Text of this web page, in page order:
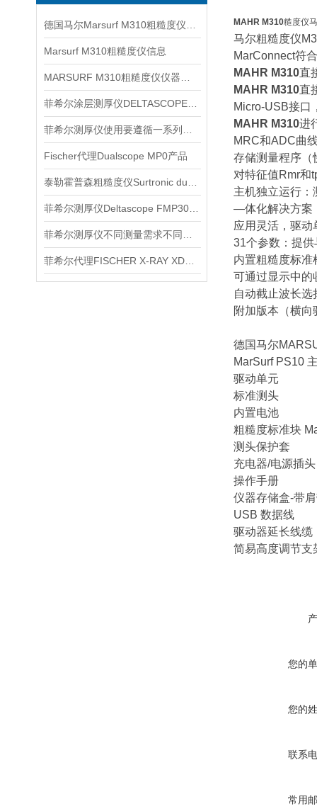
Marsurf M310粗糙度仪信息
Fischer代理Dualscope MP0产品
MAHR M310糙度仪
马尔粗糙度仪
MarConnect符
MAHR M310直
MAHR M310直
Micro-USB接口
MAHR M310进
MRC和ADC曲
存储测量程序（
对特征值Rmr和
主机独立运行：
—体化解决方案
应用灵活，驱动
31个参数：提
内置粗糙度标准
可通过显示中的
自动截止波长
附加版本（横
德国马尔
MarSurf PS10
驱动单元
标准测头
内置电池
粗糙度标准块
测头保护套
充电器/电源插头
操作手册
仪器存储盒-带
USB 数据线
驱动器延长线缆
简易高度调节支
您的
您的
联系
常用